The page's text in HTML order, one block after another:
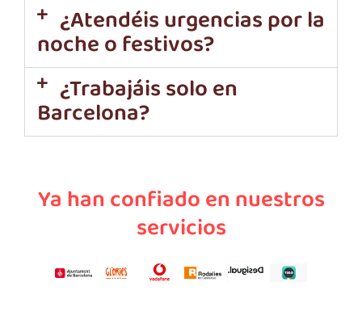
¿Atendéis urgencias por la
noche o festivos?
¿Trabajáis solo en
Barcelona?
Ya han confiado en nuestros
servicios